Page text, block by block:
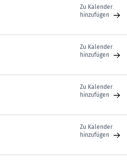
Zu Kalender
hinzufügen
Zu Kalender
hinzufügen
Zu Kalender
hinzufügen
Zu Kalender
hinzufügen